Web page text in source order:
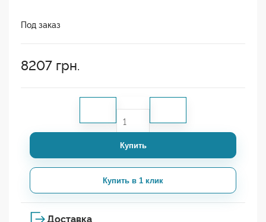
Под заказ
8207 грн.
Купить
Купить в 1 клик
Доставка